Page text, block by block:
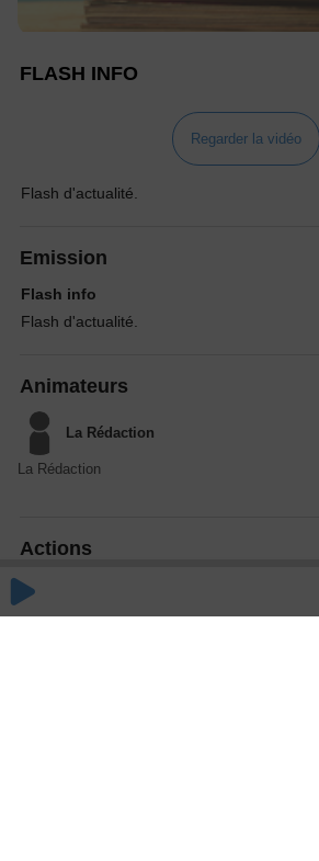
FLASH INFO
Regarder la vidéo
Flash d'actualité.
Emission
Flash info
Flash d'actualité.
Animateurs
La Rédaction
La Rédaction
Actions